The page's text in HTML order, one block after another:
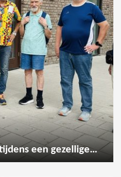
Geniet van de zomer tijdens een gezellige wandeling